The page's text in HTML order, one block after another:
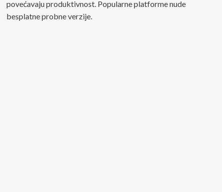
povećavaju produktivnost. Popularne platforme nude
besplatne probne verzije.